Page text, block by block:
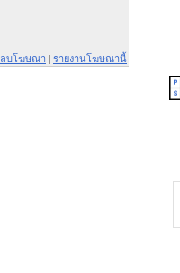
ลบโฆษณา | รายงานโฆษณานี้